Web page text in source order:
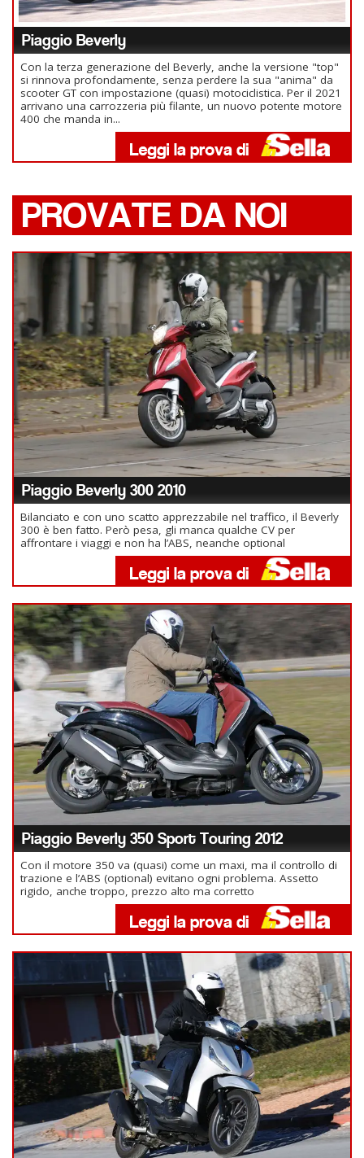
Piaggio Beverly
Con la terza generazione del Beverly, anche la versione "top"
si rinnova profondamente, senza perdere la sua "anima" da
scooter GT con impostazione (quasi) motociclistica. Per il 2021
arrivano una carrozzeria più filante, un nuovo potente motore
400 che manda in...
PROVATE DA NOI
Piaggio Beverly 300 2010
Bilanciato e con uno scatto apprezzabile nel traffico, il Beverly
300 è ben fatto. Però pesa, gli manca qualche CV per
affrontare i viaggi e non ha l’ABS, neanche optional
Piaggio Beverly 350 Sport Touring 2012
Con il motore 350 va (quasi) come un maxi, ma il controllo di
trazione e l’ABS (optional) evitano ogni problema. Assetto
rigido, anche troppo, prezzo alto ma corretto